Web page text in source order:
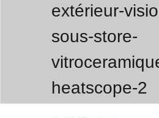
extérieur-
sous-store-
heatscope-2